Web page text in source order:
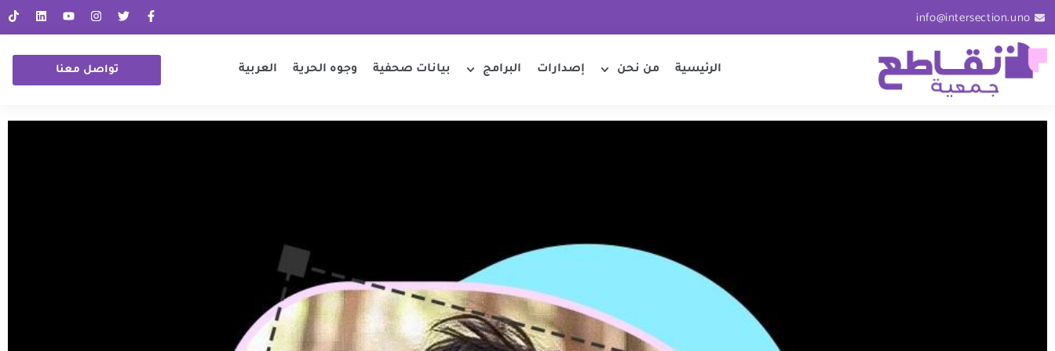
info@intersection.uno
الرئيسية من نحن إصدارات البرامج بيانات صحفية وجوه الحرية العربية تواصل معنا